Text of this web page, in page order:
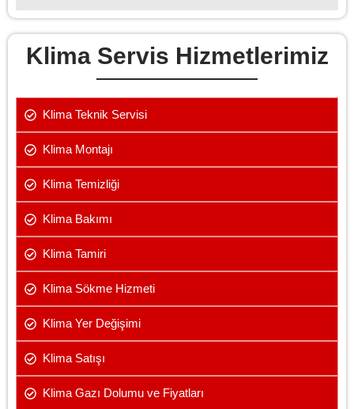
Klima Servis Hizmetlerimiz
Klima Teknik Servisi
Klima Montajı
Klima Temizliği
Klima Bakımı
Klima Tamiri
Klima Sökme Hizmeti
Klima Yer Değişimi
Klima Satışı
Klima Gazı Dolumu ve Fiyatları